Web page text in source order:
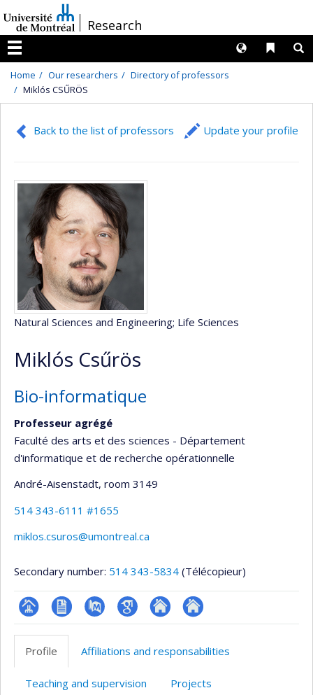
au
contenu
/Research
Menu
Liens
Langues
Home Our researchers
Directory of professors
Miklós CSŰRÖS
Back to the list of professors Update your profile
Natural Sciences and Engineering; Life Sciences
Miklós Csűrös
Bio-informatique
Professeur agrégé
Faculté des arts et des sciences - Département
d'informatique et de recherche opérationnelle
André-Aisenstadt, room 3149
514 343-6111 #1655
miklos.csuros@umontreal.ca
Secondary number: 514 343-5834 (Télécopieur)
Page
professionnelle
CV
PubMedGoogleAutre
web
Autre
Profile Affiliations and responsabilities
Teaching and supervision Projects